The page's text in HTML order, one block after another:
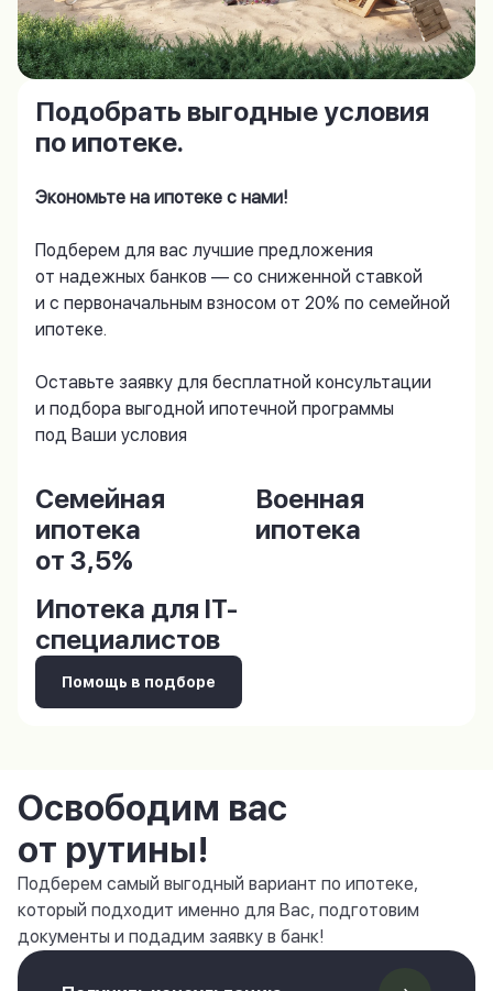
Подобрать выгодные условия
по ипотеке.
Экономьте на ипотеке с нами!
Подберем для вас лучшие предложения
от надежных банков — со сниженной ставкой
и с первоначальным взносом от 20% по семейной
ипотеке.
Оставьте заявку для бесплатной консультации
и подбора выгодной ипотечной программы
под Ваши условия
Семейная
ипотека
от 3,5%
Военная
ипотека
Ипотека для IT-
специалистов
Помощь в подборе
Освободим вас
от рутины!
Подберем самый выгодный вариант по ипотеке,
который подходит именно для Вас, подготовим
документы и подадим заявку в банк!